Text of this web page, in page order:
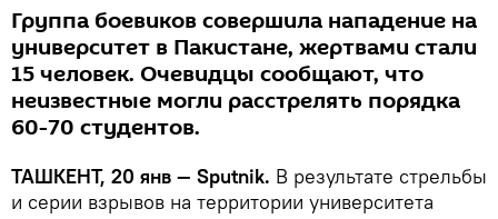
Группа боевиков совершила нападение на
университет в Пакистане, жертвами стали
15 человек. Очевидцы сообщают, что
неизвестные могли расстрелять порядка
60-70 студентов.
ТАШКЕНТ, 20 янв — Sputnik. В результате стрельбы
и серии взрывов на территории университета